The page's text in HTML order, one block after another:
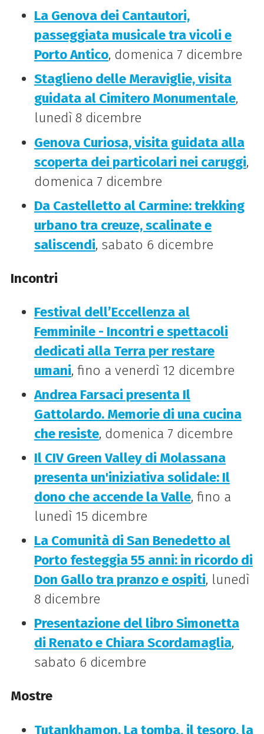
La Genova dei Cantautori,
passeggiata musicale tra vicoli e
Porto Antico, domenica 7 dicembre
Staglieno delle Meraviglie, visita
guidata al Cimitero Monumentale,
lunedì 8 dicembre
Genova Curiosa, visita guidata alla
scoperta dei particolari nei caruggi,
domenica 7 dicembre
Da Castelletto al Carmine: trekking
urbano tra creuze, scalinate e
saliscendi, sabato 6 dicembre
Incontri
Festival dell’Eccellenza al
Femminile - Incontri e spettacoli
dedicati alla Terra per restare
umani, fino a venerdì 12 dicembre
Andrea Farsaci presenta Il
Gattolardo. Memorie di una cucina
che resiste, domenica 7 dicembre
Il CIV Green Valley di Molassana
presenta un'iniziativa solidale: Il
dono che accende la Valle, fino a
lunedì 15 dicembre
La Comunità di San Benedetto al
Porto festeggia 55 anni: in ricordo di
Don Gallo tra pranzo e ospiti, lunedì
8 dicembre
Presentazione del libro Simonetta
di Renato e Chiara Scordamaglia,
sabato 6 dicembre
Mostre
Tutankhamon. La tomba, il tesoro, la